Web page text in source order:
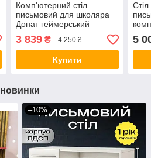
Комп'ютерний стіл
письмовий для школяра
Донат геймерський
сучасний ігровий для пк
комп'ютера геймера офісу
геймерські столи
3 839₴ 4 250 ₴
Купити
5
новинки
–10%